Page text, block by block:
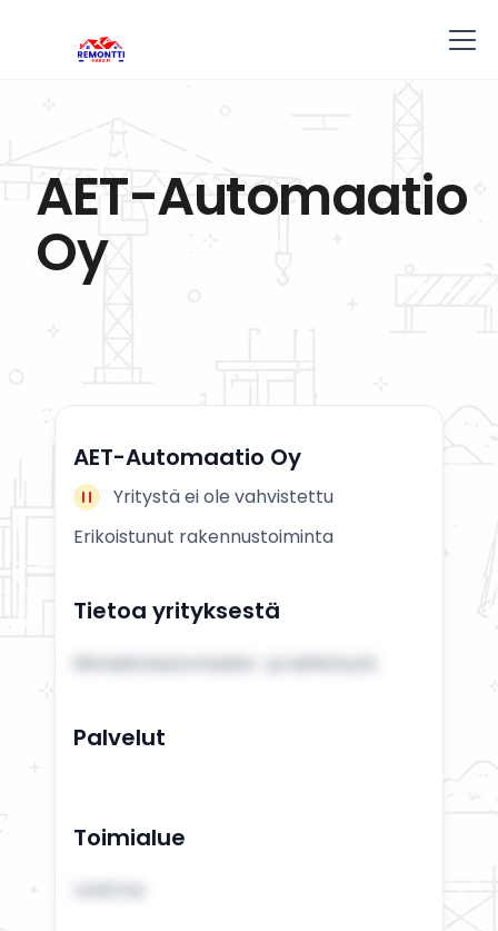
AET-Automaatio
Oy
AET-Automaatio Oy
Yritystä ei ole vahvistettu
Erikoistunut rakennustoiminta
Tietoa yrityksestä
Kiinteistöautomaatio- ja sähkötyöt.
Palvelut
Toimialue